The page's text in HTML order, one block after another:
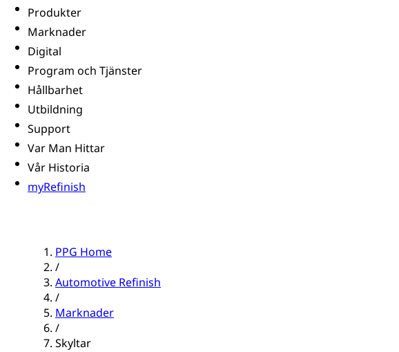
Produkter
Marknader
Digital
Program och Tjänster
Hållbarhet
Utbildning
Support
Var Man Hittar
Vår Historia
myRefinish
PPG Home
/
Automotive Refinish
/
Marknader
/
Skyltar